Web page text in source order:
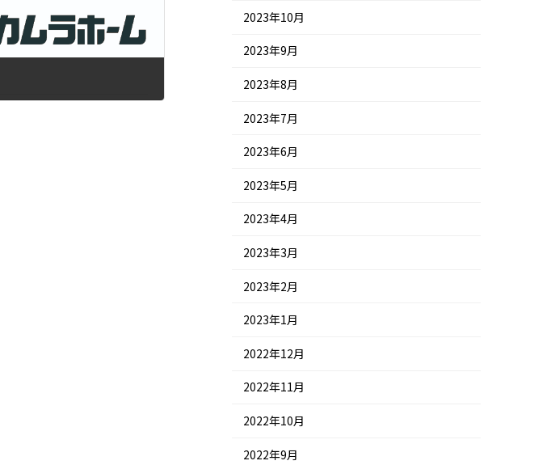
2023年10月
2023年9月
2023年8月
2023年7月
2023年6月
2023年5月
2023年4月
2023年3月
2023年2月
2023年1月
2022年12月
2022年11月
2022年10月
2022年9月